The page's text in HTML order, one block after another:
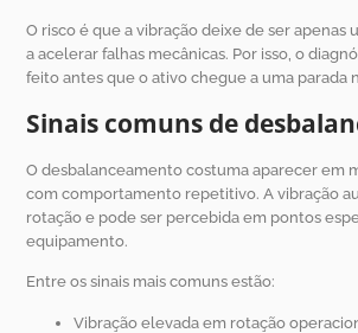
O risco é que a vibração deixe de ser apenas
a acelerar falhas mecânicas. Por isso, o
feito antes que o ativo chegue a uma parada
Sinais comuns de
O desbalanceamento costuma aparecer em
com comportamento repetitivo. A vibração
rotação e pode ser percebida em pontos
equipamento.
Entre os sinais mais comuns estão:
Vibração elevada em rotação